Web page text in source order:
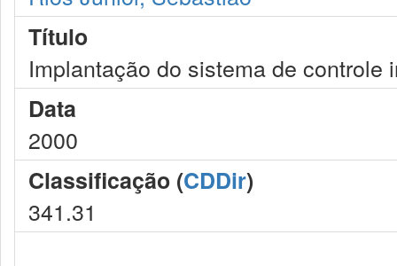
Título
Implantação do sistema de controle
Data
2000
Classificação (CDDir)
341.31